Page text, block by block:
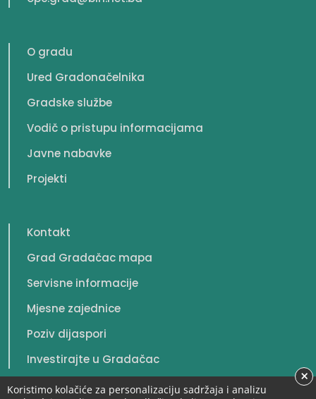
O gradu
Ured Gradonačelnika
Gradske službe
Vodič o pristupu informacijama
Javne nabavke
Projekti
Kontakt
Grad Gradačac mapa
Servisne informacije
Mjesne zajednice
Poziv dijaspori
Investirajte u Gradačac
Koristimo kolačiće za personalizaciju sadržaja i analizu
×